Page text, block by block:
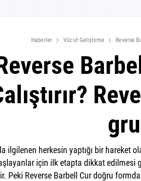
Haberler Vücut Geliştirme Reverse
ilgilenen herkesin yaptığı bir hareket
için ilk etapta dikkat edilmesi
Peki Reverse Barbell Cur doğru formda